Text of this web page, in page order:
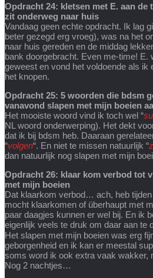
Opdracht 24: kletsen met E. aan
zit onderweg naar huis
Vandaag geen echte opdracht. Ik lag
beter gezegd erg vroeg), was na het
naar huis gereden en de middag
bank doorgebracht. Even me-time! E.
geweest en vond het voldoende als ik
het knopen.
Opdracht 25: 5 woorden die bdsm
vanavond slapen met mijn boeien
Het mooiste woord vind ik toch wel “
NL woord onderwerping). Het dekt
dat ik bij bdsm heb. Daaraan
“volgen“. En niet te missen natuurlijk “
dan natuurlijk nog slapen met mijn
Opdracht 26: klaar kom verbod tot
met mijn boeien
Dat klaarkom verbod… ach, heb
mocht klaarkomen of überhaupt met
paar daagjes kunnen er wel bij. En ik
eigenlijk veels te druk om daar aan te
Het slapen met mijn boeien was erg
geborgenheid en ik kan er meestal
soms word ik ook extra vaak wakker,
Nog 2 nachtjes…